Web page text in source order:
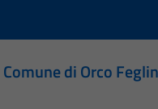
Comune di Orco